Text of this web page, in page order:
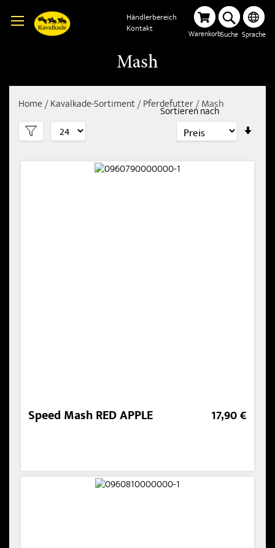
Händlerbereich
Kontakt
Sprache
WarenkorbSuche
Mash
Home Kavalkade-Sortiment Pferdefutter Mash
Sortieren nach
Speed Mash RED APPLE 17,90 €